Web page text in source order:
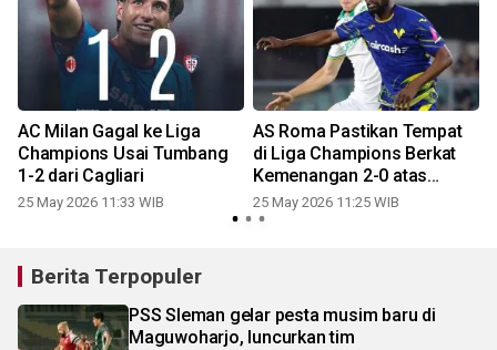
AC Milan Gagal ke Liga
Champions Usai Tumbang
1-2 dari Cagliari
25 May 2026 11:33 WIB
AS Roma Pastikan Tempat
di Liga Champions Berkat
Kemenangan 2-0 atas
Verona
25 May 2026 11:25 WIB
Berita Terpopuler
PSS Sleman gelar pesta musim baru di
Maguwoharjo, luncurkan tim